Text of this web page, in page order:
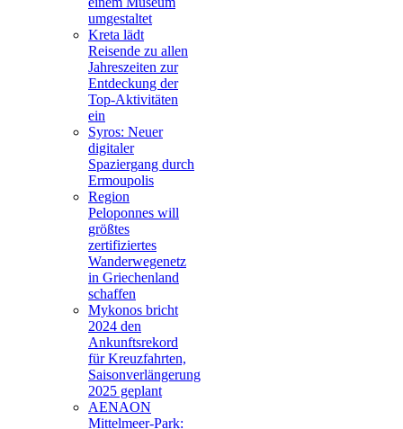
umgestaltet
Kreta lädt
Reisende zu allen
Jahreszeiten zur
Entdeckung der
Top-Aktivitäten
ein
Syros: Neuer
digitaler
Spaziergang durch
Ermoupolis
Region
Peloponnes will
größtes
zertifiziertes
Wanderwegenetz
in Griechenland
schaffen
Mykonos bricht
2024 den
Ankunftsrekord
für Kreuzfahrten,
Saisonverlängerung
2025 geplant
AENAON
Mittelmeer-Park: